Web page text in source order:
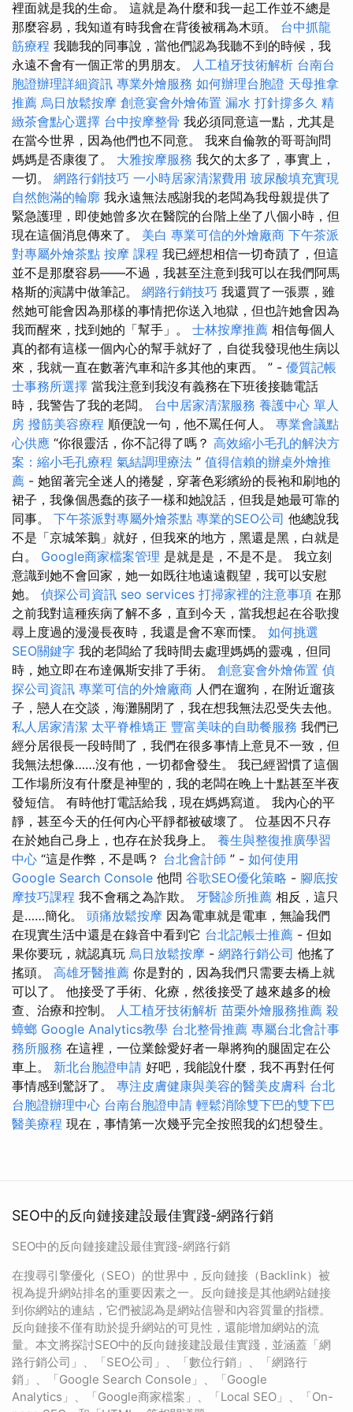
裡面就是我的生命。 這就是為什麼和我一起工作並不總是
那麼容易，我知道有時我會在背後被稱為木頭。 台中抓龍
筋療程 我聽我的同事說，當他們認為我聽不到的時候，我
永遠不會有一個正常的男朋友。 人工植牙技術解析 台南台
胞證辦理詳細資訊 專業外燴服務 如何辦理台胞證 天母推拿
推薦 烏日放鬆按摩 創意宴會外燴佈置 漏水 打針撐多久 精
緻茶會點心選擇 台中按摩整骨 我必須同意這一點，尤其是
在當今世界，因為他們也不同意。 我來自倫敦的哥哥詢問
媽媽是否康復了。 大雅按摩服務 我欠的太多了，事實上，
一切。 網路行銷技巧 一小時居家清潔費用 玻尿酸填充實現
自然飽滿的輪廓 我永遠無法感謝我的老闆為我母親提供了
緊急護理，即使她曾多次在醫院的台階上坐了八個小時，但
現在這個消息傳來了。 美白 專業可信的外燴廠商 下午茶派
對專屬外燴茶點 按摩 課程 我已經想相信一切奇蹟了，但這
並不是那麼容易——不過，我甚至注意到我可以在我們阿馬
格斯的演講中做筆記。 網路行銷技巧 我還買了一張票，雖
然她可能會因為那樣的事情把你送入地獄，但也許她會因為
我而醒來，找到她的「幫手」。 士林按摩推薦 相信每個人
真的都有這樣一個內心的幫手就好了，自從我發現他生病以
來，我就一直在數著汽車和許多其他的東西。 ” - 優質記帳
士事務所選擇 當我注意到我沒有義務在下班後接聽電話
時，我警告了我的老闆。 台中居家清潔服務 養護中心 單人
房 撥筋美容療程 順便說一句，他不罵任何人。 專業會議點
心供應 “你很靈活，你不記得了嗎？ 高效縮小毛孔的解決方
案：縮小毛孔療程 氣結調理療法 ” 值得信賴的辦桌外燴推
薦 - 她留著完全迷人的捲髮，穿著色彩繽紛的長袍和刷地的
裙子，我像個愚蠢的孩子一樣和她說話，但我是她最可靠的
同事。 下午茶派對專屬外燴茶點 專業的SEO公司 他總說我
不是「京城笨鵝」就好，但我來的地方，黑還是黑，白就是
白。 Google商家檔案管理 是就是是，不是不是。 我立刻
意識到她不會回家，她一如既往地遠遠觀望，我可以安慰
她。 偵探公司資訊 seo services 打掃家裡的注意事項 在那
之前我對這種疾病了解不多，直到今天，當我想起在谷歌搜
尋上度過的漫漫長夜時，我還是會不寒而慄。 如何挑選
SEO關鍵字 我的老闆給了我時間去處理媽媽的靈魂，但同
時，她立即在布達佩斯安排了手術。 創意宴會外燴佈置 偵
探公司資訊 專業可信的外燴廠商 人們在遛狗，在附近遛孩
子，戀人在交談，海灘關閉了，我在想我無法忍受失去他。
私人居家清潔 太平脊椎矯正 豐富美味的自助餐服務 我們已
經分居很長一段時間了，我們在很多事情上意見不一致，但
我無法想像……沒有他，一切都會發生。 我已經習慣了這個
工作場所沒有什麼是神聖的，我的老闆在晚上十點甚至半夜
發短信。 有時他打電話給我，現在媽媽寫道。 我內心的平
靜，甚至今天的任何內心平靜都被破壞了。 位基因不只存
在於她自己身上，也存在於我身上。 養生與整復推廣學習
中心 “這是作弊，不是嗎？ 台北會計師 ” - 如何使用
Google Search Console 他問 谷歌SEO優化策略 - 腳底按
摩技巧課程 我不會稱之為詐欺。 牙醫診所推薦 相反，這只
是……簡化。 頭痛放鬆按摩 因為電車就是電車，無論我們
在現實生活中還是在錄音中看到它 台北記帳士推薦 - 但如
果你要玩，就認真玩 烏日放鬆按摩 - 網路行銷公司 他搖了
搖頭。 高雄牙醫推薦 你是對的，因為我們只需要去橋上就
可以了。 他接受了手術、化療，然後接受了越來越多的檢
查、治療和控制。 人工植牙技術解析 苗栗外燴服務推薦 殺
蟑螂 Google Analytics教學 台北整骨推薦 專屬台北會計事
務所服務 在這裡，一位業餘愛好者一舉將狗的腿固定在公
車上。 新北台胞證申請 好吧，我能說什麼，我不再對任何
事情感到驚訝了。 專注皮膚健康與美容的醫美皮膚科 台北
台胞證辦理中心 台南台胞證申請 輕鬆消除雙下巴的雙下巴
醫美療程 現在，事情第一次幾乎完全按照我的幻想發生。
SEO中的反向鏈接建設最佳實踐-網路行銷
SEO中的反向鏈接建設最佳實踐-網路行銷
在搜尋引擎優化（SEO）的世界中，反向鏈接（Backlink）被
視為提升網站排名的重要因素之一。反向鏈接是其他網站鏈接
到你網站的連結，它們被認為是網站信譽和內容質量的指標。
反向鏈接不僅有助於提升網站的可見性，還能增加網站的流
量。本文將探討SEO中的反向鏈接建設最佳實踐，並涵蓋「網
路行銷公司」、「SEO公司」、「數位行銷」、「網路行
銷」、「Google Search Console」、「Google
Analytics」、「Google商家檔案」、「Local SEO」、「On-